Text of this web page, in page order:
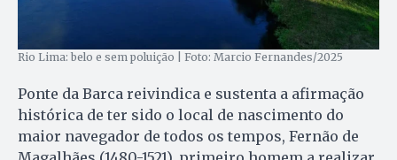
Rio Lima: belo e sem poluição | Foto: Marcio Fernandes/2025
Ponte da Barca reivindica e sustenta a afirmação
histórica de ter sido o local de nascimento do
maior navegador de todos os tempos, Fernão de